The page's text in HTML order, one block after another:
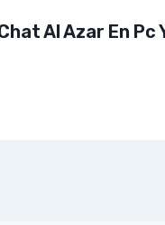
Al Azar En Pc